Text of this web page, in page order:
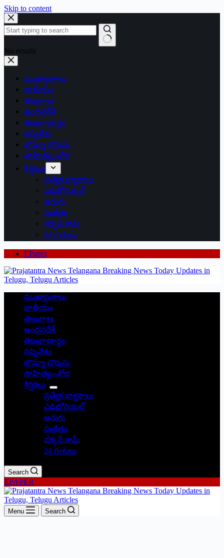
Skip to content
No results
ముఖ్యాంశాలు
జాతీయం
తెలంగాణ
ఆంధ్రప్రదేశ్
తెలంగాణార్థం
సన్నివేశం
బొమ్మా బొరుసు
సాహిత్యం-శోభ
శీర్షికలు
ప్రత్యేక వ్యాసాలు
ఎడిటోరియల్
అరుగు
సంకేతం
దక్కన్.కామ్
24 గంటలు
EPaper
ముఖ్యాంశాలు
జాతీయం
తెలంగాణ
ఆంధ్రప్రదేశ్
తెలంగాణార్థం
సన్నివేశం
బొమ్మా బొరుసు
సాహిత్యం-శోభ
శీర్షికలు
ప్రత్యేక వ్యాసాలు
ఎడిటోరియల్
అరుగు
సంకేతం
దక్కన్.కామ్
24 గంటలు
Search
EPAPER
Menu Search